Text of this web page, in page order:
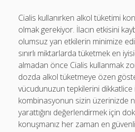
Cialis kullanırken alkol tüketimi
olmak gerekiyor. İlacın etkisini
olumsuz yan etkilerin minimize
sınırlı miktarlarda tüketmek en
almadan önce Cialis kullanmak
dozda alkol tüketmeye özen
vücudunuzun tepkilerini dikkatlice
kombinasyonun sizin üzerinizde
yarattığını değerlendirmek için
konuşmanız her zaman en